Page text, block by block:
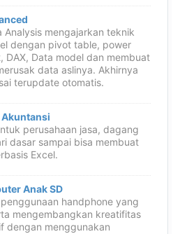
Analysis mengajarkan teknik
dengan pivot table, power
DAX, Data model dan membuat
data aslinya. Akhirnya
terupdate otomatis.
perusahaan jasa, dagang
dasar sampai bisa membuat
Excel.
Anak SD
handphone yang
mengembangkan kreatifitas
dengan menggunakan